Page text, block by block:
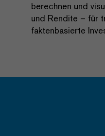
berechnen und
und Rendite – für
faktenbasierte